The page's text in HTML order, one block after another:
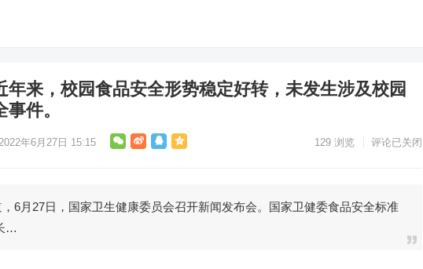
年来，校园食品安全形势稳定好转，未发生涉及校园
件。
年6月27日 15:15 129 浏览 评论已关闭
6月27日，国家卫生健康委员会召开新闻发布会。国家卫健委食品安全标准
…